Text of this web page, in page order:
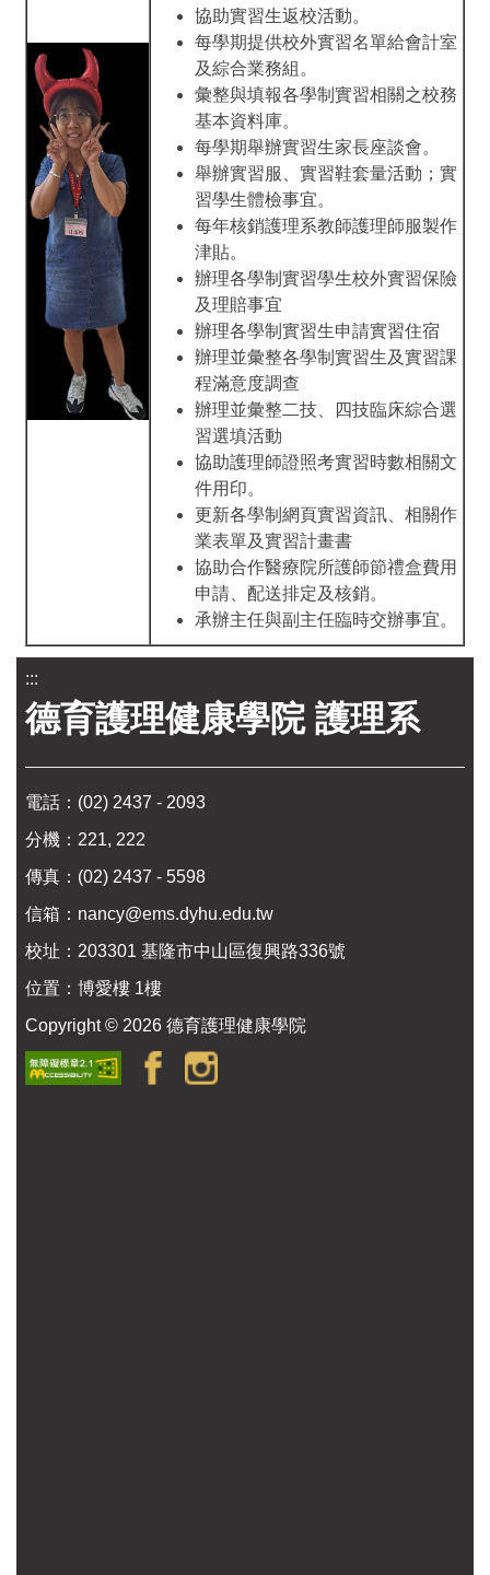
協助實習生返校活動。
每學期提供校外實習名單給會計室
及綜合業務組。
彙整與填報各學制實習相關之校務
基本資料庫。
每學期舉辦實習生家長座談會。
舉辦實習服、實習鞋套量活動；實
習學生體檢事宜。
每年核銷護理系教師護理師服製作
津貼。
辦理各學制實習學生校外實習保險
及理賠事宜
辦理各學制實習生申請實習住宿
辦理並彙整各學制實習生及實習課
程滿意度調查
辦理並彙整二技、四技臨床綜合選
習選填活動
協助護理師證照考實習時數相關文
件用印。
更新各學制網頁實習資訊、相關作
業表單及實習計畫書
協助合作醫療院所護師節禮盒費用
申請、配送排定及核銷。
承辦主任與副主任臨時交辦事宜。
:::
德育護理健康學院 護理系
電話： (02) 2437 - 2093
分機：221, 222
傳真：(02) 2437 - 5598
信箱： nancy@ems.dyhu.edu.tw
校址： 203301 基隆市中山區復興路336號
位置：博愛樓 1樓
Copyright © 2026 德育護理健康學院